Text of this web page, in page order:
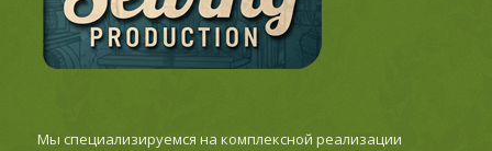
Мы специализируемся на комплексной реализации